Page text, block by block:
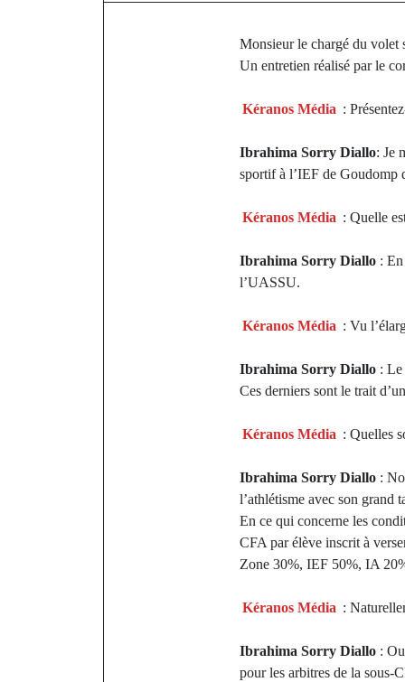
Monsieur le chargé du volet
Un entretien réalisé par le
Kéranos Média :
Ibrahima Sorry Diallo: Je
sportif à l’IEF de Goudomp
Kéranos Média : Quelle
Ibrahima Sorry Diallo :
l’UASSU.
Kéranos Média : Vu
Ibrahima Sorry Diallo : Le
Ces derniers sont le trait
Kéranos Média : Quelles
Ibrahima Sorry Diallo :
l’athlétisme avec son grand
En ce qui concerne les
CFA par élève inscrit à
Zone 30%, IEF 50%, IA
Kéranos Média :
Ibrahima Sorry Diallo :
pour les arbitres de la sous-